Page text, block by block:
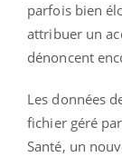
parfois bien
attribuer un
dénoncent
Les données
fichier géré
Santé, un